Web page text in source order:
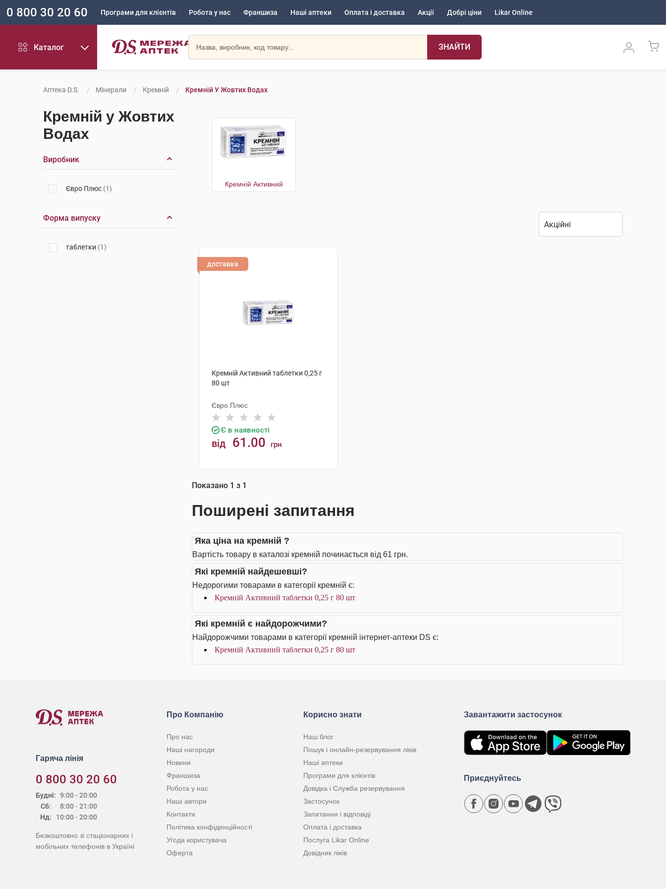
0 800 30 20 60 Програми для клієнтів Робота у нас Франшиза Наші аптеки Оплата і доставка Акції Добрі ціни Likar Online
Каталог ЗНАЙТИ
Аптека D.S. Мінерали Кремній Кремній У Жовтих Водах
Кремній у Жовтих
Водах
Виробник
Євро Плюс (1)
Форма випуску
таблетки (1)
Кремній Активний
доставка
Кремній Активний таблетки 0,25 г
80 шт
Євро Плюс
Є в наявності
від 61.00 грн
Показано 1 з 1
Поширені запитання
Яка ціна на кремній ?
Вартість товару в каталозі кремній починається від 61 грн.
Які кремній найдешевші?
Недорогими товарами в категорії кремній є:
Кремній Активний таблетки 0,25 г 80 шт
Які кремній є найдорожчими?
Найдорожчими товарами в категорії кремній інтернет-аптеки DS є:
Кремній Активний таблетки 0,25 г 80 шт
Гаряча лінія
0 800 30 20 60
Будні:
Сб:
Нд:
9:00 - 20:00
8:00 - 21:00
10:00 - 20:00
Безкоштовно зі стаціонарних і
мобільних телефонів в Україні
Про Компанію
Про нас
Наші нагороди
Новини
Франшиза
Робота у нас
Наші автори
Контакти
Політика конфіденційності
Угода користувача
Оферта
Корисно знати
Наш блог
Пошук і онлайн-резервування ліків
Наші аптеки
Програми для клієнтів
Довідка і Служба резервування
Застосунок
Запитання і відповіді
Оплата і доставка
Послуга Likar Online
Довідник ліків
Завантажити застосунок
Приєднуйтесь